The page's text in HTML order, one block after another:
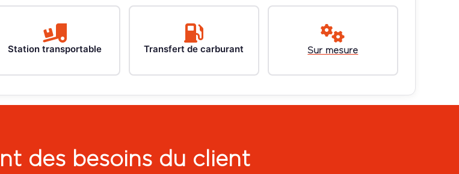
Station transportable Transfert de carburant Sur mesure
des besoins du client